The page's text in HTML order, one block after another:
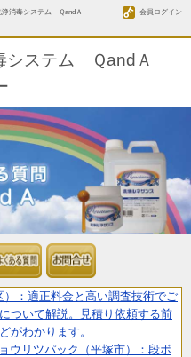
会員ログイン
浄消毒システム ＱandＡ
システム ＱandＡ
）：適正料金と高い調査技術でご
ついて解説。見積り依頼する前
がわかります。
ウリツパック（平塚市）：段ボ